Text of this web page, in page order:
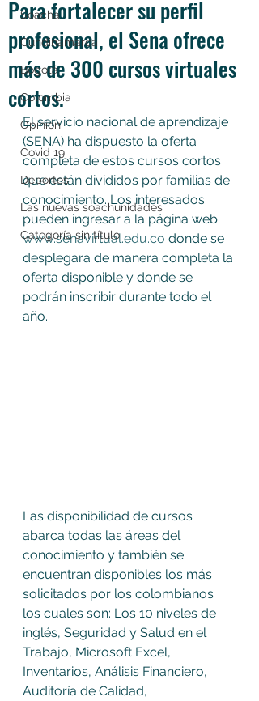
Soacha
Cundinamarca
Bogotá
Colombia
Opinión
Covid 19
Deportes
Las nuevas soachunidades
Categoría sin título
Para fortalecer su perfil
profesional, el Sena ofrece
más de 300 cursos virtuales
cortos.
El servicio nacional de aprendizaje
(SENA) ha dispuesto la oferta
completa de estos cursos cortos
que están divididos por familias de
conocimiento. Los interesados
pueden ingresar a la página web
www.senavirtual.edu.co donde se
desplegara de manera completa la
oferta disponible y donde se
podrán inscribir durante todo el
año.
Las disponibilidad de cursos
abarca todas las áreas del
conocimiento y también se
encuentran disponibles los más
solicitados por los colombianos
los cuales son: Los 10 niveles de
inglés, Seguridad y Salud en el
Trabajo, Microsoft Excel,
Inventarios, Análisis Financiero,
Auditoría de Calidad,